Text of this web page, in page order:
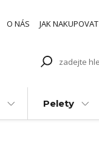
O NÁS JAK NAKUPOVAT
Pelety